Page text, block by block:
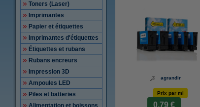
Toners (Laser)
Imprimantes
Papier et étiquettes
Imprimantes d'étiquettes
Étiquettes et rubans
Rubans encreurs
Impression 3D
Ampoules LED
Piles et batteries
Alimentation et boissons
agrandir
Prix par ml
0,79 €